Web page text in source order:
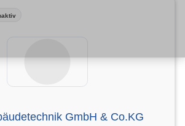
GmbH & Co.KG